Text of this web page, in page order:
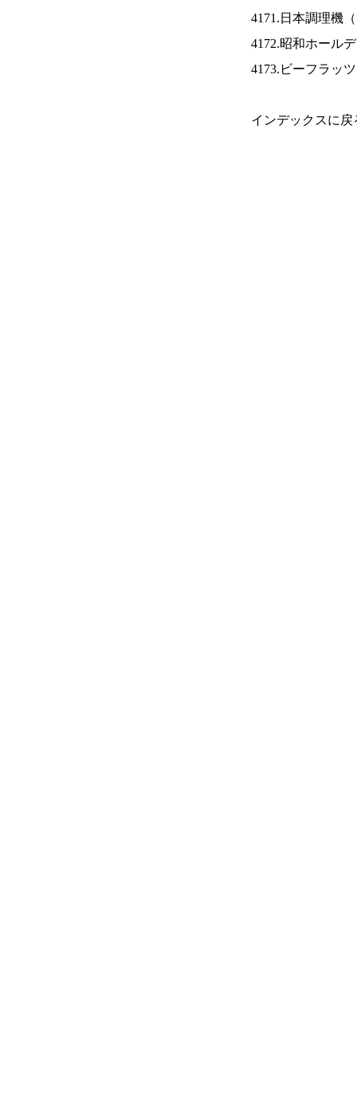
4171.日本調理機（
4172.昭和ホール
4173.ビーフラッ
インデックスに戻